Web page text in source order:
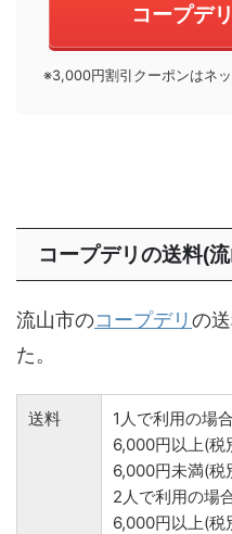
コープデ
※3,000円割引クーポンはネ
コープデリの送料(
流山市のコープデリの
た。
送料
1人で利用の場合
6,000円以上(税
6,000円未満(税
2人で利用の場
6,000円以上(税